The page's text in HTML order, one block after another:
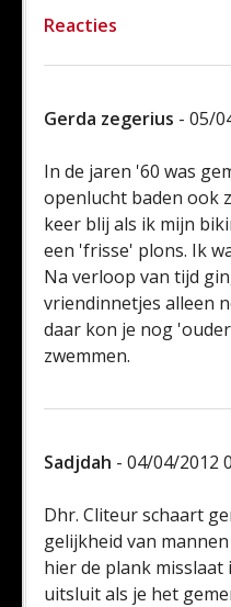
Reacties
Gerda zegerius - 05/
In de jaren '60 was
openlucht baden ook
keer blij als ik mijn
een 'frisse' plons. Ik
Na verloop van tijd
vriendinnetjes alleen
daar kon je nog
zwemmen.
Sadjdah - 04/04/2012
Dhr. Cliteur schaart
gelijkheid van
hier de plank
uitsluit als je het